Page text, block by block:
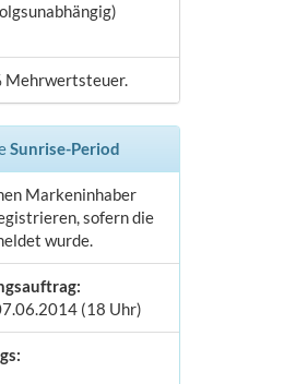
Mehrwertsteuer.
Sunrise-Period
Markeninhaber
sofern die
wurde.
(18 Uhr)